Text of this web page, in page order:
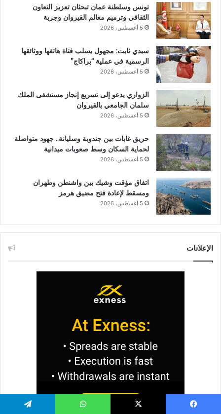
تونس وسلطنة عمان تبحثان تعزيز التعاون
الثقافي وترميم معالم القيروان وجربة
5 أغسطس، 2026
سيدي ثابت: مجهول يسلب فتاة هاتفها ووثائقها
الرسمية في عملية “براكاج”
5 أغسطس، 2026
الزواري يدعو إلى تسريع إنجاز مستشفى الملك
سلمان الجامعي بالقيروان
5 أغسطس، 2026
حريق غابات بين جندوبة وسليانة.. جهود متواصلة
لحماية السكان وسط صعوبات ميدانية
5 أغسطس، 2026
اتفاق مؤقت وشيك بين واشنطن وطهران
ومسقط لإعادة فتح مضيق هرمز
5 أغسطس، 2026
الإعلانات